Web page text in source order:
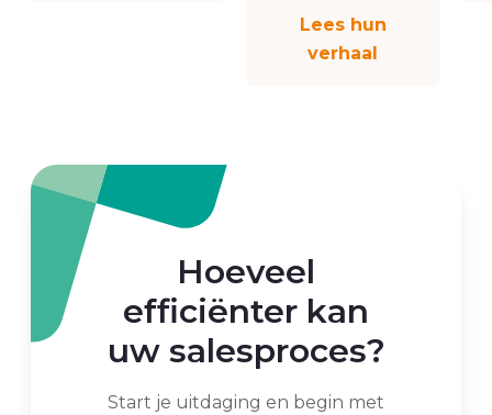
Lees hun
verhaal
Hoeveel
efficiënter kan
uw salesproces?
Start je uitdaging en begin met